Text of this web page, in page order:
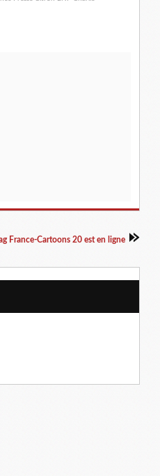
France-Cartoons 20 est en ligne